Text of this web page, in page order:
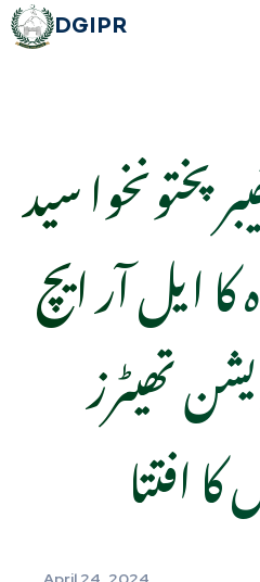
DGIPR
سید
ایل آر ایچ
تھیٹرز
افتتا